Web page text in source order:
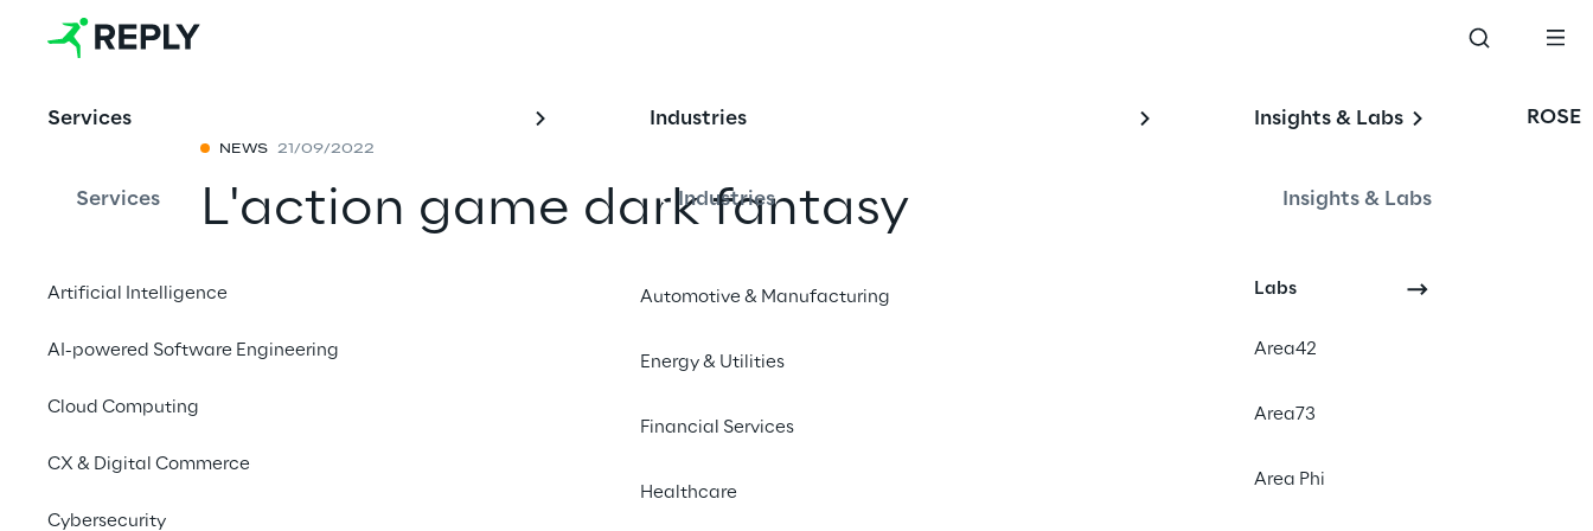
Services
Services
Artificial Intelligence
AI-powered Software Engineering
Cloud Computing
CX & Digital Commerce
Cybersecurity
Industries
Industries
Automotive & Manufacturing
Energy & Utilities
Financial Services
Healthcare
Insights & Labs
Insights & Labs
Labs
Area42
Area73
Area Phi
ROSE
NEWS 21/09/2022
L'action game dark fantasy
PlayStation 5, Xbox Series X|S e PC